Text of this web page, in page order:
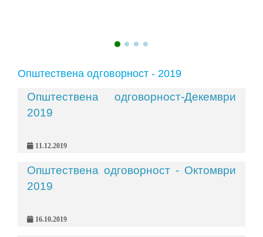
Општествена одговорност - 2019
Општествена одговорност-Декември
2019
11.12.2019
Општествена одговорност - Октомври
2019
16.10.2019